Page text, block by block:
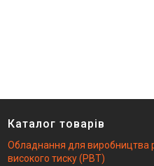
Каталог товарів
Обладнання для виробництва
високого тиску (РВТ)